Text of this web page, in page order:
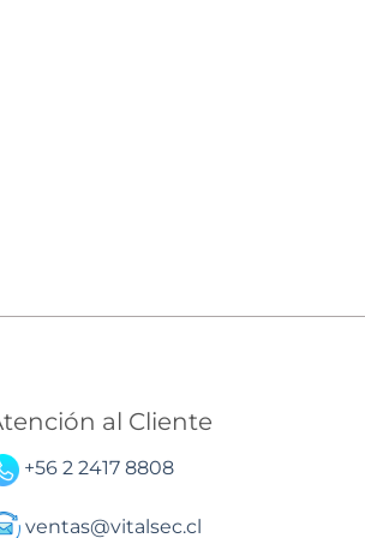
al Cliente
+56 2 2417 8808
ventas@vitalsec.cl